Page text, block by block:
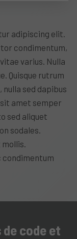
adipiscing elit.
condimentum,
varius. Nulla
Quisque rutrum
sed dapibus
amet semper
sed aliquet
sodales.
condimentum
code et